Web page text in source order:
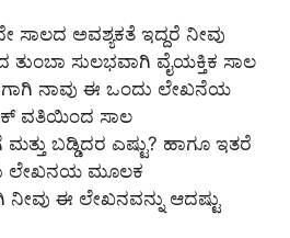
ಅವಶ್ಯಕತೆ ಇದ್ದರೆ ನೀವು
ಸುಲಭವಾಗಿ ವೈಯಕ್ತಿಕ ಸಾಲ
ನಾವು ಈ ಒಂದು ಲೇಖನೆಯ
ವತಿಯಿಂದ ಸಾಲ
ಮತ್ತು ಬಡ್ಡಿದರ ಎಷ್ಟು? ಹಾಗೂ ಇತರೆ
ಲೇಖನಯ ಮೂಲಕ
ಈ ಲೇಖನವನ್ನು ಆದಷ್ಟು